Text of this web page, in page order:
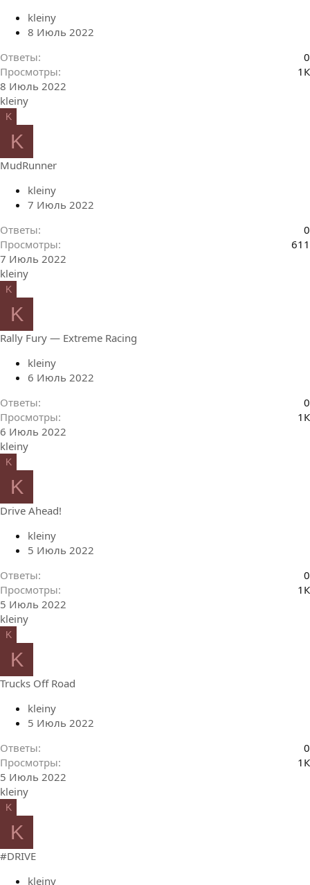
kleiny
8 Июль 2022
Ответы
0
Просмотры
1К
8 Июль 2022
kleiny
K
K
MudRunner
kleiny
7 Июль 2022
Ответы
0
Просмотры
611
7 Июль 2022
kleiny
K
K
Rally Fury — Extreme Racing
kleiny
6 Июль 2022
Ответы
0
Просмотры
1К
6 Июль 2022
kleiny
K
K
Drive Ahead!
kleiny
5 Июль 2022
Ответы
0
Просмотры
1К
5 Июль 2022
kleiny
K
K
Trucks Off Road
kleiny
5 Июль 2022
Ответы
0
Просмотры
1К
5 Июль 2022
kleiny
K
K
#DRIVE
kleiny